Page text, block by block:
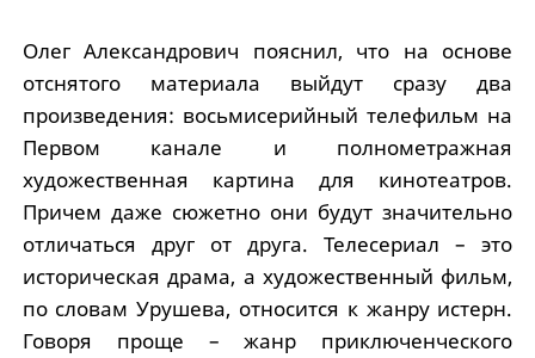
Олег Александрович пояснил, что на основе
отснятого материала выйдут сразу два
произведения: восьмисерийный телефильм на
Первом канале и полнометражная
художественная картина для кинотеатров.
Причем даже сюжетно они будут значительно
отличаться друг от друга. Телесериал – это
историческая драма, а художественный фильм,
по словам Урушева, относится к жанру истерн.
Говоря проще – жанр приключенческого